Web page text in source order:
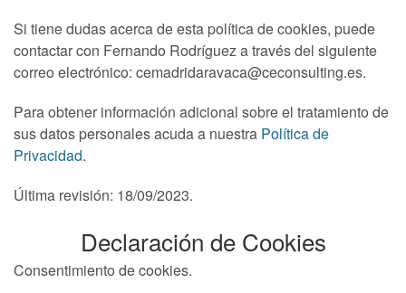
Si tiene dudas acerca de esta política de cookies, puede
contactar con Fernando Rodríguez a través del siguiente
correo electrónico: cemadridaravaca@ceconsulting.es.
Para obtener información adicional sobre el tratamiento de
sus datos personales acuda a nuestra Política de
Privacidad.
Última revisión: 18/09/2023.
Declaración de Cookies
Consentimiento de cookies.